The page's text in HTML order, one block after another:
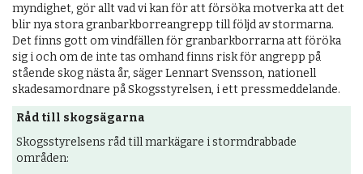
myndighet, gör allt vad vi kan för att försöka motverka att det
blir nya stora granbarkborreangrepp till följd av stormarna.
Det finns gott om vindfällen för granbarkborrarna att föröka
sig i och om de inte tas omhand finns risk för angrepp på
stående skog nästa år, säger Lennart Svensson, nationell
skadesamordnare på Skogsstyrelsen, i ett pressmeddelande.
Råd till skogsägarna
Skogsstyrelsens råd till markägare i stormdrabbade
områden: